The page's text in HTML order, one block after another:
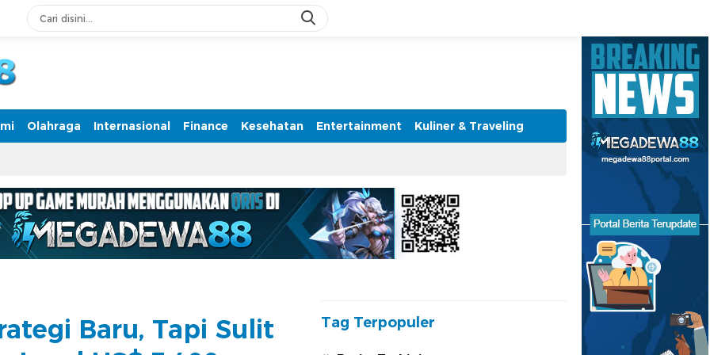
Terpercaya
Olahraga Internasional Finance Kesehatan Entertainment Kuliner & Traveling
Baru, Tapi Sulit
Tag Terpopuler